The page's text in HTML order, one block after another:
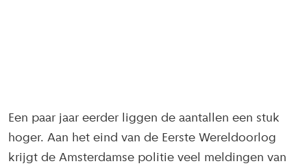
Een paar jaar eerder liggen de aantallen een stuk
hoger. Aan het eind van de Eerste Wereldoorlog
krijgt de Amsterdamse politie veel meldingen van